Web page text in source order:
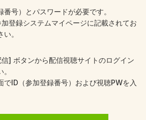
号）とパスワードが必要です。
登録システムマイページに記載されてお
。
] ボタンから配信視聴サイトのログイン
でID（参加登録番号）および視聴PWを入